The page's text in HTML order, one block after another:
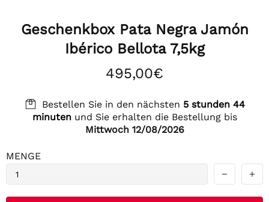
Geschenkbox Pata Negra Jamón
Ibérico Bellota 7,5kg
495,00€
Bestellen Sie in den nächsten 5 stunden 44
minutenund Sie erhalten die Bestellung bis
Mittwoch 12/08/2026
MENGE